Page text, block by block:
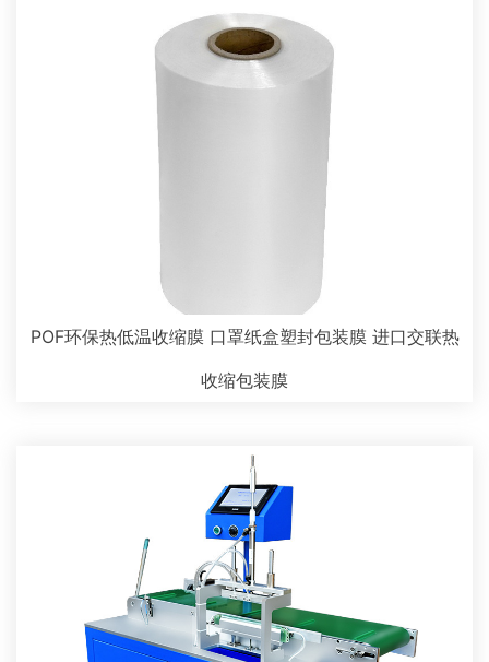
POF环保热低温收缩膜 口罩纸盒塑封包装膜 进口交联热
收缩包装膜